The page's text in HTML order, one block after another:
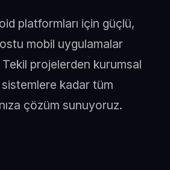
platformları için güçlü,
mobil uygulamalar
projelerden kurumsal
kadar tüm
çözüm sunuyoruz.